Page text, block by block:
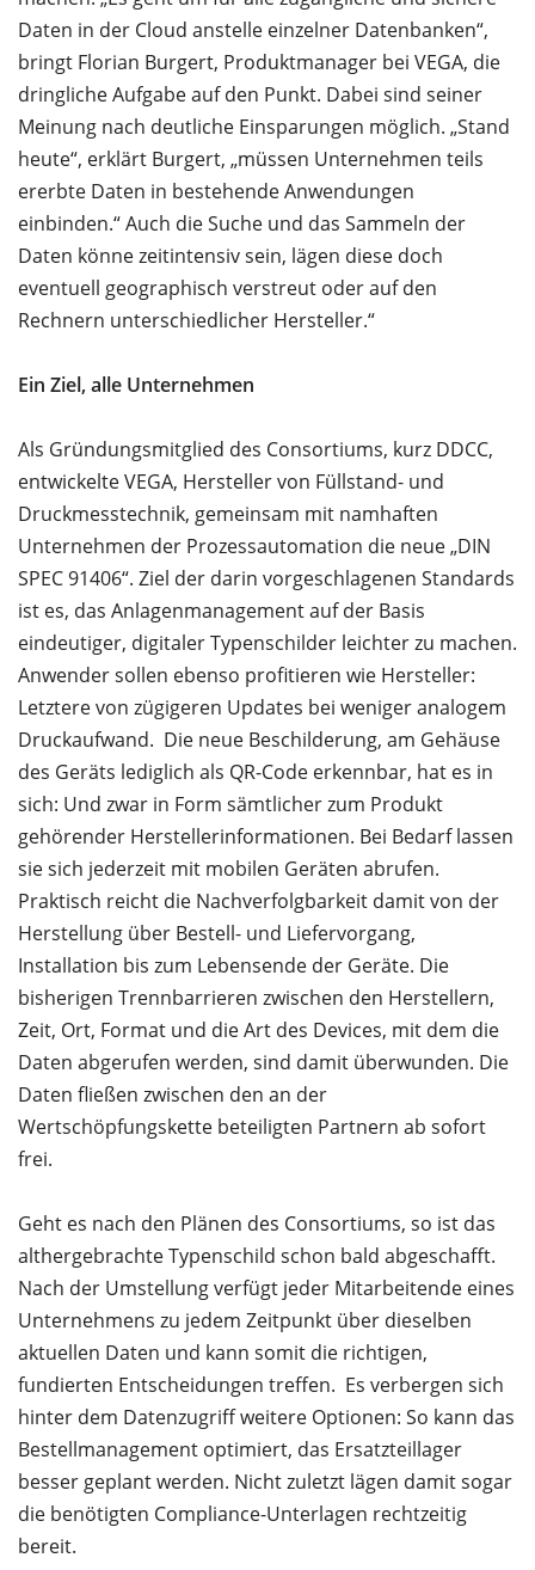
Daten in der Cloud anstelle einzelner Datenbanken“,
bringt Florian Burgert, Produktmanager bei VEGA, die
dringliche Aufgabe auf den Punkt. Dabei sind seiner
Meinung nach deutliche Einsparungen möglich. „Stand
heute“, erklärt Burgert, „müssen Unternehmen teils
ererbte Daten in bestehende Anwendungen
einbinden.“ Auch die Suche und das Sammeln der
Daten könne zeitintensiv sein, lägen diese doch
eventuell geographisch verstreut oder auf den
Rechnern unterschiedlicher Hersteller.“
Ein Ziel, alle Unternehmen
Als Gründungsmitglied des Consortiums, kurz DDCC,
entwickelte VEGA, Hersteller von Füllstand- und
Druckmesstechnik, gemeinsam mit namhaften
Unternehmen der Prozessautomation die neue „DIN
SPEC 91406“. Ziel der darin vorgeschlagenen Standards
ist es, das Anlagenmanagement auf der Basis
eindeutiger, digitaler Typenschilder leichter zu machen.
Anwender sollen ebenso profitieren wie Hersteller:
Letztere von zügigeren Updates bei weniger analogem
Druckaufwand. Die neue Beschilderung, am Gehäuse
des Geräts lediglich als QR-Code erkennbar, hat es in
sich: Und zwar in Form sämtlicher zum Produkt
gehörender Herstellerinformationen. Bei Bedarf lassen
sie sich jederzeit mit mobilen Geräten abrufen.
Praktisch reicht die Nachverfolgbarkeit damit von der
Herstellung über Bestell- und Liefervorgang,
Installation bis zum Lebensende der Geräte. Die
bisherigen Trennbarrieren zwischen den Herstellern,
Zeit, Ort, Format und die Art des Devices, mit dem die
Daten abgerufen werden, sind damit überwunden. Die
Daten fließen zwischen den an der
Wertschöpfungskette beteiligten Partnern ab sofort
frei.
Geht es nach den Plänen des Consortiums, so ist das
althergebrachte Typenschild schon bald abgeschafft.
Nach der Umstellung verfügt jeder Mitarbeitende eines
Unternehmens zu jedem Zeitpunkt über dieselben
aktuellen Daten und kann somit die richtigen,
fundierten Entscheidungen treffen. Es verbergen sich
hinter dem Datenzugriff weitere Optionen: So kann das
Bestellmanagement optimiert, das Ersatzteillager
besser geplant werden. Nicht zuletzt lägen damit sogar
die benötigten Compliance-Unterlagen rechtzeitig
bereit.